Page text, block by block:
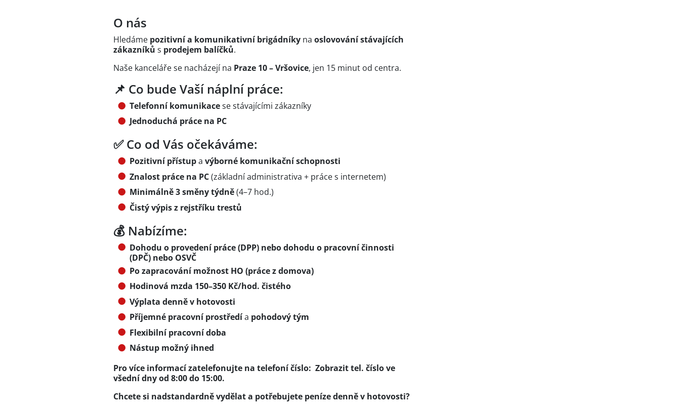
O nás
Hledáme pozitivní a komunikativní brigádníky na oslovování stávajících
zákazníků s prodejem balíčků.
Naše kanceláře se nacházejí na Praze 10 – Vršovice, jen 15 minut od centra.
📌 Co bude Vaší náplní práce:
Telefonní komunikacese stávajícími zákazníky
Jednoduchá práce na PC
✅ Co od Vás očekáváme:
Pozitivní přístupa výborné komunikační schopnosti
Znalost práce na PC(základní administrativa + práce s internetem)
Minimálně 3 směny týdně(4–7 hod.)
Čistý výpis z rejstříku trestů
💰 Nabízíme:
Dohodu o provedení práce (DPP) nebo dohodu o pracovní činnosti
(DPČ) nebo OSVČ
Po zapracování možnost HO (práce z domova)
Hodinová mzda 150–350 Kč/hod. čistého
Výplata denně v hotovosti
Příjemné pracovní prostředía pohodový tým
Flexibilní pracovní doba
Nástup možný ihned
Pro více informací zatelefonujte na telefoní číslo: Zobrazit tel. číslove
všední dny od 8:00 do 15:00.
Chcete si nadstandardně vydělat a potřebujete peníze denně v hotovosti?